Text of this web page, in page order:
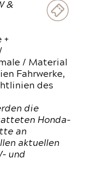
&
+
/ Material
Fahrwerke,
des
die
Honda-
an
aktuellen
und